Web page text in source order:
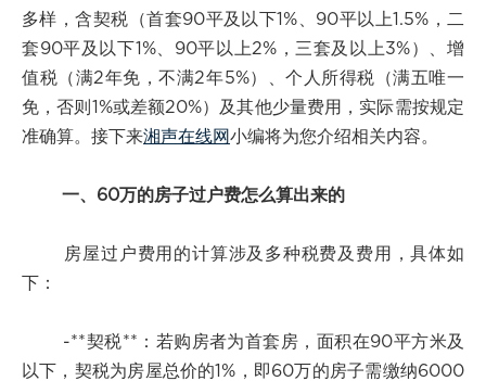
多样，含契税（首套90平及以下1%、90平以上1.5%，二
套90平及以下1%、90平以上2%，三套及以上3%）、增
值税（满2年免，不满2年5%）、个人所得税（满五唯一
免，否则1%或差额20%）及其他少量费用，实际需按规定
准确算。接下来湘声在线网小编将为您介绍相关内容。
一、60万的房子过户费怎么算出来的
房屋过户费用的计算涉及多种税费及费用，具体如
下：
-**契税**：若购房者为首套房，面积在90平方米及
以下，契税为房屋总价的1%，即60万的房子需缴纳6000